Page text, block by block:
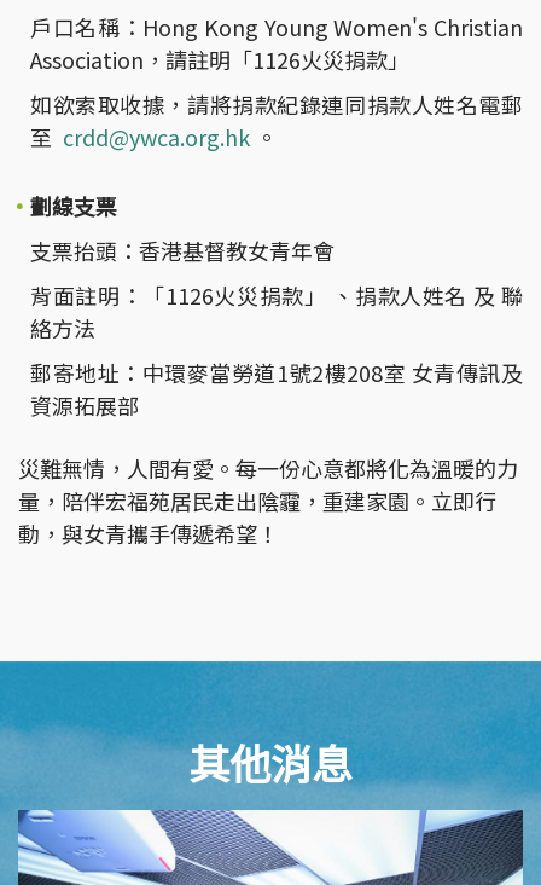
戶口名稱：Hong Kong Young Women's Christian
Association，請註明「1126火災捐款」
如欲索取收據，請將捐款紀錄連同捐款人姓名電郵
至 crdd@ywca.org.hk 。
劃線支票
支票抬頭：香港基督教女青年會
背面註明：「1126火災捐款」 、捐款人姓名 及 聯
絡方法
郵寄地址：中環麥當勞道1號2樓208室 女青傳訊及
資源拓展部
災難無情，人間有愛。每一份心意都將化為溫暖的力
量，陪伴宏福苑居民走出陰霾，重建家園。立即行
動，與女青攜手傳遞希望！
其他消息